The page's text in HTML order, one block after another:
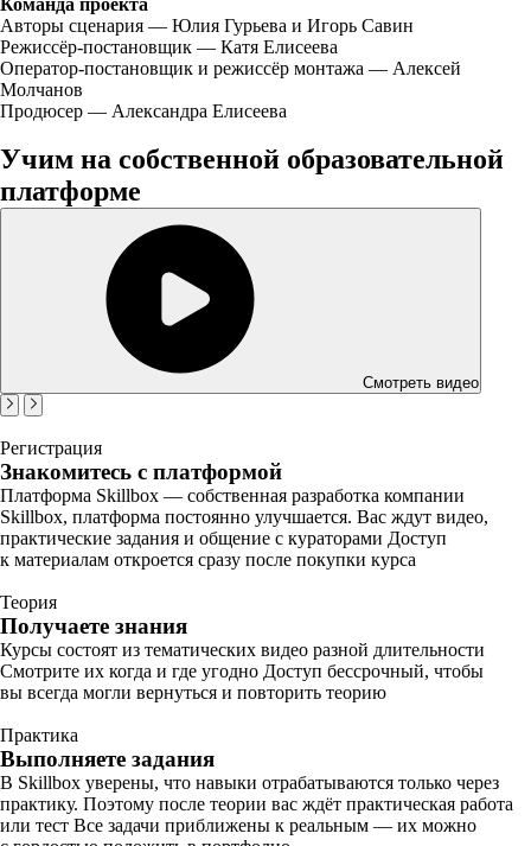
Команда проекта
Авторы сценария — Юлия Гурьева и Игорь Савин
Режиссёр-постановщик — Катя Елисеева
Оператор-постановщик и режиссёр монтажа — Алексей
Молчанов
Продюсер — Александра Елисеева
Учим на собственной образовательной
платформе
Смотреть видео
Регистрация
Знакомитесь с платформой
Платформа Skillbox — собственная разработка компании
Skillbox, платформа постоянно улучшается. Вас ждут видео,
практические задания и общение с кураторами Доступ
к материалам откроется сразу после покупки курса
Теория
Получаете знания
Курсы состоят из тематических видео разной длительности
Смотрите их когда и где угодно Доступ бессрочный, чтобы
вы всегда могли вернуться и повторить теорию
Практика
Выполняете задания
В Skillbox уверены, что навыки отрабатываются только через
практику. Поэтому после теории вас ждёт практическая работа
или тест Все задачи приближены к реальным — их можно